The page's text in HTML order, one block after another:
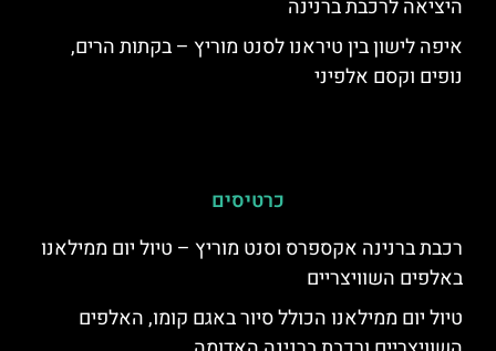
היציאה לרכבת ברנינה
איפה לישון בין טיראנו לסנט מוריץ – בקתות הרים,
נופים וקסם אלפיני
כרטיסים
רכבת ברנינה אקספרס וסנט מוריץ – טיול יום ממילאנו
באלפים השוויצריים
טיול יום ממילאנו הכולל סיור באגם קומו, האלפים